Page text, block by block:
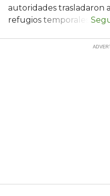
autoridades trasladaron
refugios temporales.